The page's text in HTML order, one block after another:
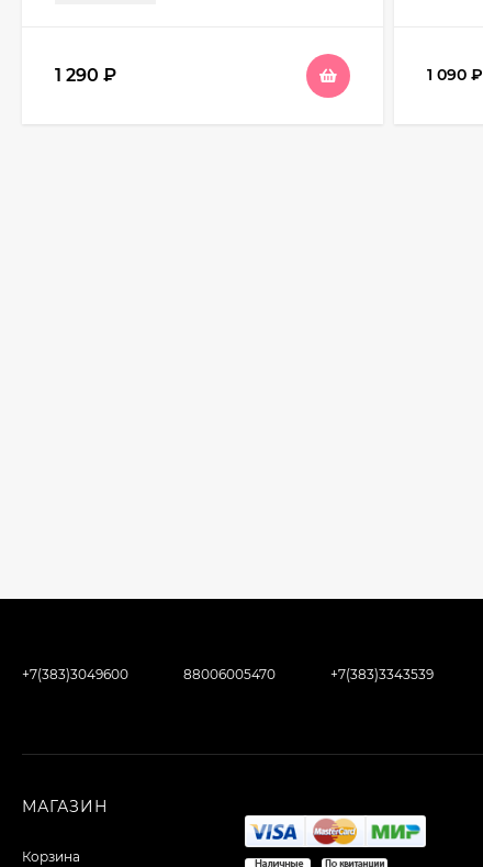
1 290 ₽ 1 090₽
+7(383)3049600 88006005470 +7(383)3343539
МАГАЗИН
Корзина